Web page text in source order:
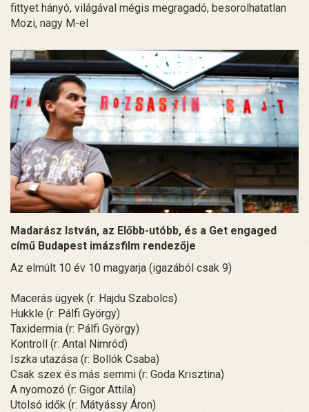
fittyet hányó, világával mégis megragadó, besorolhatatlan
Mozi, nagy M-el
Madarász István, az Előbb-utóbb, és a Get engaged
című Budapest imázsfilm rendezője
Az elmúlt 10 év 10 magyarja (igazából csak 9)
Macerás ügyek (r: Hajdu Szabolcs)
Hukkle (r: Pálfi György)
Taxidermia (r: Pálfi György)
Kontroll (r: Antal Nimród)
Iszka utazása (r: Bollók Csaba)
Csak szex és más semmi (r: Goda Krisztina)
A nyomozó (r: Gigor Attila)
Utolsó idők (r: Mátyássy Áron)